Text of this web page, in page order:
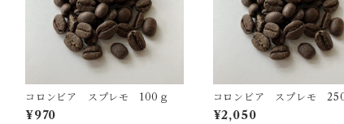
コロンビア スプレモ 100ｇ
¥970
コロンビア スプレモ
¥2,050